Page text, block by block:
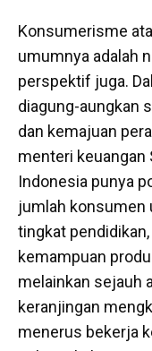
Konsumerisme
umumnya adalah
perspektif juga.
diagung-aungkan
dan kemajuan
menteri keuangan
Indonesia punya
jumlah konsumen
tingkat
kemampuan
melainkan sejauh
keranjingan
menerus bekerja